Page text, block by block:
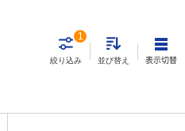
絞り込み
1
並び替え 表示切替